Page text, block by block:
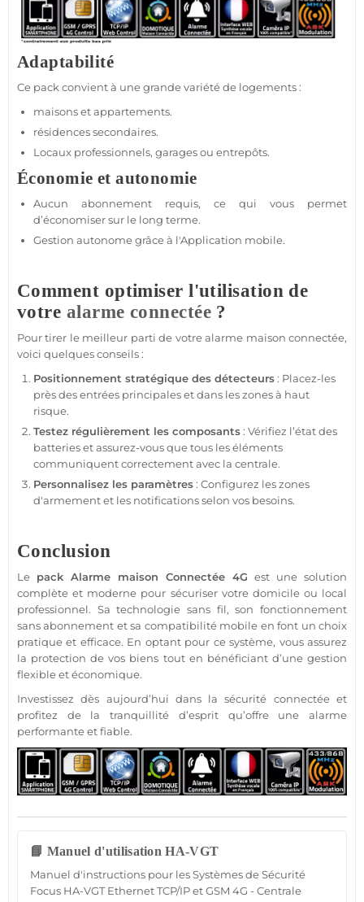
Adaptabilité
Ce packconvient à une grande variété de logements :
maisonsetappartements.
résidencessecondaires.
Locaux professionnels, garagesou entrepôts.
Économie et autonomie
Aucun abonnement requis, ce qui vous permet
d’économiser sur le long terme.
Gestion autonome grâce à l'Application mobile.
Comment optimiser l'utilisation de
votre alarme connectée?
Pour tirer le meilleur parti de votrealarme maison connectée,
voici quelques conseils :
Positionnement stratégique des détecteurs: Placez-les
près des entrées principales et dans les zones à haut
risque.
Testez régulièrement les composants: Vérifiez l’état des
batteries et assurez-vous que tous les éléments
communiquent correctement avec la centrale.
Personnalisez les paramètres: Configurez les zones
d'armement et les notifications selon vos besoins.
Conclusion
Le pack Alarme maison Connectée 4G est une solution
complète et moderne pour sécuriser votre domicile ou local
professionnel. Sa technologie sans fil, son fonctionnement
sans abonnement et sa compatibilité mobile en font un choix
pratique et efficace. En optant pour cesystème, vous assurez
la protection de vos biens tout en bénéficiant d’une gestion
flexible et économique.
Investissez dès aujourd’hui dans lasécurité connectéeet
profitez de la tranquillité d’esprit qu’offre une alarme
performante etfiable.
📘 Manuel d'utilisation HA-VGT
Manuel d'instructions pour les Systèmes de Sécurité
Focus HA-VGT Ethernet TCP/IP et GSM 4G - Centrale